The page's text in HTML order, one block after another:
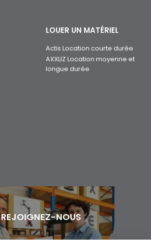
LOUER UN MATÉRIEL
Actis Location courte durée
AXXLIZ Location moyenne et
longue durée
REJOIGNEZ-NOUS